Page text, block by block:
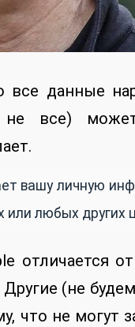
все данные
не все)
вашу личную
любых других
от
(не
что не могут